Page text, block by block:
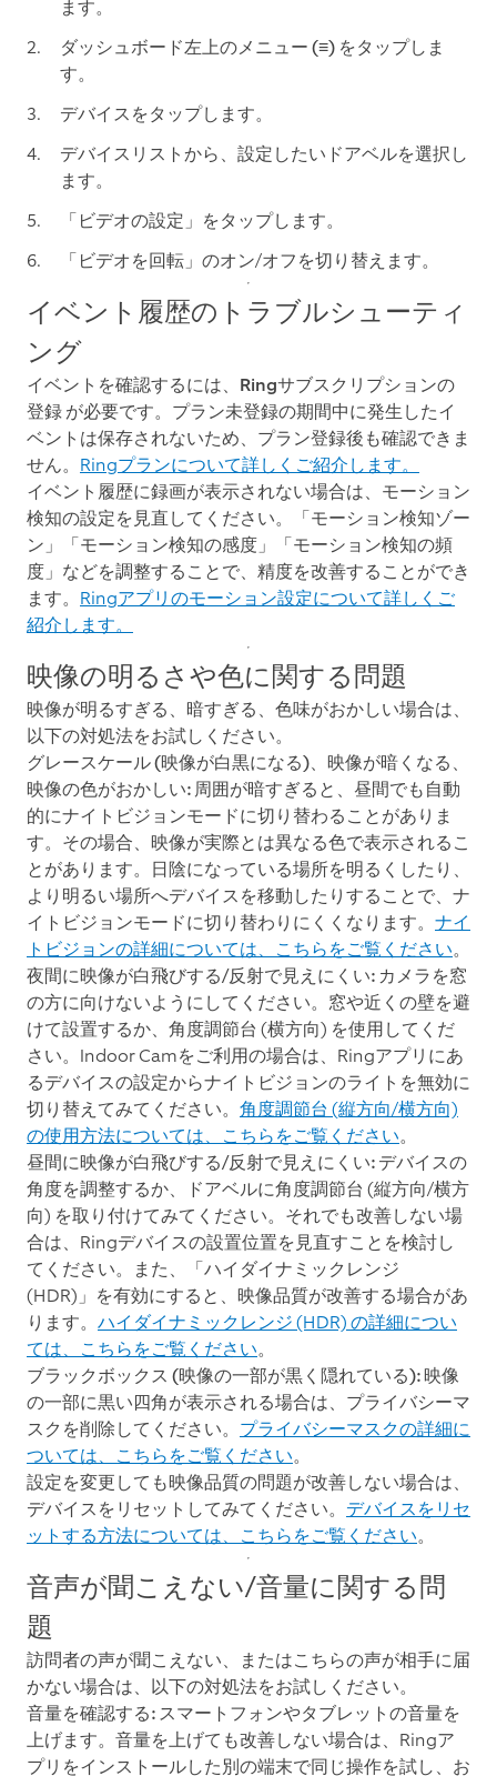
ます。
ダッシュボード左上のメニュー (≡) をタップしま
す。
デバイスをタップします。
デバイスリストから、設定したいドアベルを選択し
ます。
「ビデオの設定 」をタップします。
「ビデオを回転 」のオン/オフを切り替えます。
イベント履歴のトラブルシューティ
ング
イベントを確認するには、Ringサブスクリプションの
登録 が必要です。 プラン未登録の期間中に発生したイ
ベントは保存されないため、プラン登録後も確認できま
せん。 Ringプランについて詳しくご紹介します。
イベント履歴に録画が表示されない場合は、 モーション
検知の設定を見直してください。「モーション検知ゾー
ン」「モーション検知の感度」「モーション検知の頻
度」などを調整することで、精度を改善することができ
ます。 Ringアプリのモーション設定について詳しくご
紹介します。
映像の明るさや色に関する問題
映像が明るすぎる、暗すぎる、色味がおかしい場合は、
以下の対処法をお試しください。
グレースケール (映像が白黒になる)、映像が暗くなる、
映像の色がおかしい:周囲が暗すぎると、昼間でも自動
的にナイトビジョンモードに切り替わることがありま
す。その場合、映像が実際とは異なる色で表示されるこ
とがあります。日陰になっている場所を明るくしたり、
より明るい場所へデバイスを移動したりすることで、ナ
イトビジョンモードに切り替わりにくくなります。 ナイ
トビジョンの詳細については、こちらをご覧ください。
夜間に映像が白飛びする/反射で見えにくい:カメラを窓
の方に向けないようにしてください。窓や近くの壁を避
けて設置するか、角度調節台 (横方向) を使用してくだ
さい。Indoor Camをご利用の場合は、Ringアプリにあ
るデバイスの設定からナイトビジョンのライトを無効に
切り替えてみてください。 角度調節台 (縦方向/横方向)
の使用方法については、こちらをご覧ください。
昼間に映像が白飛びする/反射で見えにくい:デバイスの
角度を調整するか、ドアベルに角度調節台 (縦方向/横方
向) を取り付けてみてください。それでも改善しない場
合は、Ringデバイスの設置位置を見直すことを検討し
てください。また、「ハイダイナミックレンジ
(HDR)」を有効にすると、映像品質が改善する場合があ
ります。 ハイダイナミックレンジ (HDR) の詳細につい
ては、こちらをご覧ください。
ブラックボックス (映像の一部が黒く隠れている):映像
の一部に黒い四角が表示される場合は、プライバシーマ
スクを削除してください。 プライバシーマスクの詳細に
ついては、こちらをご覧ください。
設定を変更しても映像品質の問題が改善しない場合は、
デバイスをリセットしてみてください。 デバイスをリセ
ットする方法については、こちらをご覧ください。
音声が聞こえない/音量に関する問
題
訪問者の声が聞こえない、またはこちらの声が相手に届
かない場合は、以下の対処法をお試しください。
音量を確認する:スマートフォンやタブレットの音量を
上げます。音量を上げても改善しない場合は、Ringア
プリをインストールした別の端末で同じ操作を試し、お